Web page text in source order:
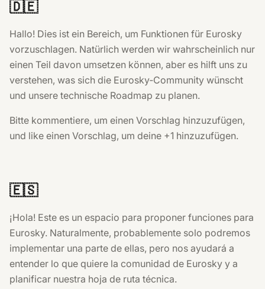
🇩🇪
Hallo! Dies ist ein Bereich, um Funktionen für Eurosky
vorzuschlagen. Natürlich werden wir wahrscheinlich nur
einen Teil davon umsetzen können, aber es hilft uns zu
verstehen, was sich die Eurosky‑Community wünscht
und unsere technische Roadmap zu planen.
Bitte kommentiere, um einen Vorschlag hinzuzufügen,
und like einen Vorschlag, um deine +1 hinzuzufügen.
🇪🇸
¡Hola! Este es un espacio para proponer funciones para
Eurosky. Naturalmente, probablemente solo podremos
implementar una parte de ellas, pero nos ayudará a
entender lo que quiere la comunidad de Eurosky y a
planificar nuestra hoja de ruta técnica.